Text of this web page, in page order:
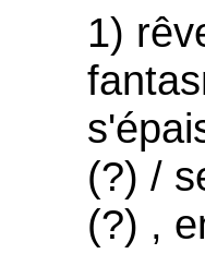
1)
(?) /
(?) ,